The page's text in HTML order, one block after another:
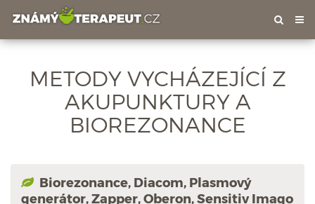
METODY VYCHÁZEJÍCÍ Z
AKUPUNKTURY A
BIOREZONANCE
Biorezonance, Diacom, Plasmový
generátor, Zapper, Oberon, Sensitiv Imago